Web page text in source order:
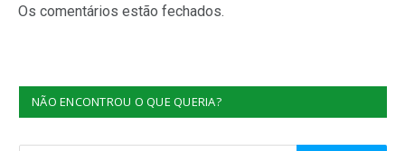
Os comentários estão fechados.
NÃO ENCONTROU O QUE QUERIA?